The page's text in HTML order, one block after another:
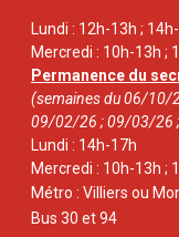
Lundi : 12h-13h ;
Mercredi : 10h-13h ;
Permanence du
(semaines du 06/
09/02/26 ; 09/03/26
Lundi : 14h-17h
Mercredi : 10h-13h ;
Métro : Villiers ou
Bus 30 et 94